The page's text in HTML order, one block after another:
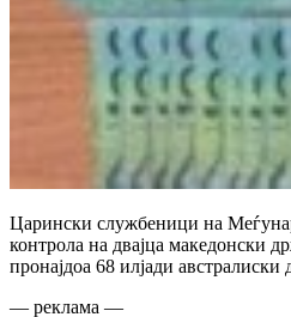
Царински службеници на
контрола на двајца македонски
пронајдоа 68 илјади австралиски
— реклама —